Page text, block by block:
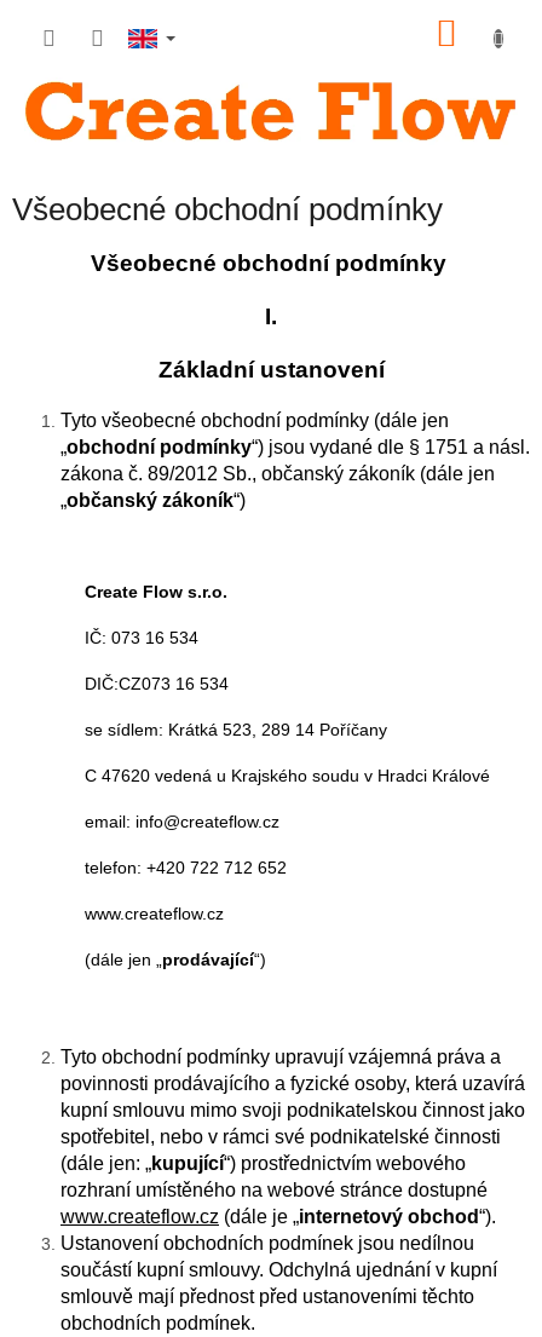
Všeobecné obchodní podmínky
Všeobecné obchodní podmínky
I.
Základní ustanovení
Tyto všeobecné obchodní podmínky (dále jen
„obchodní podmínky“) jsou vydané dle § 1751 a násl.
zákona č. 89/2012 Sb., občanský zákoník (dále jen
„občanský zákoník“)
Create Flow s.r.o.
IČ: 073 16 534
DIČ:CZ073 16 534
se sídlem: Krátká 523, 289 14 Poříčany
C 47620 vedená u Krajského soudu v Hradci Králové
email: info@createflow.cz
telefon: +420 722 712 652
www.createflow.cz
(dále jen „ prodávající“)
Tyto obchodní podmínky upravují vzájemná práva a
povinnosti prodávajícího a fyzické osoby, která uzavírá
kupní smlouvu mimo svoji podnikatelskou činnost jako
spotřebitel, nebo v rámci své podnikatelské činnosti
(dále jen: „kupující“) prostřednictvím webového
rozhraní umístěného na webové stránce dostupné
www.createflow.cz (dále je „internetový obchod“).
Ustanovení obchodních podmínek jsou nedílnou
součástí kupní smlouvy. Odchylná ujednání v kupní
smlouvě mají přednost před ustanoveními těchto
obchodních podmínek.